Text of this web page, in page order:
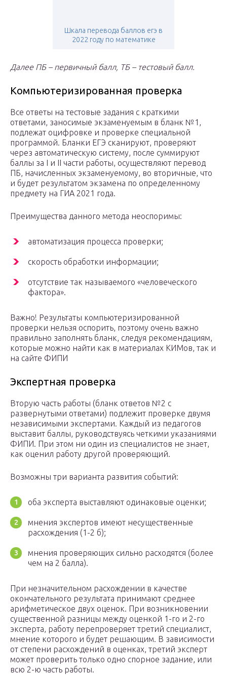
Шкала перевода баллов егэ в
2022 году по математике
Далее ПБ – первичный балл, ТБ – тестовый балл.
Компьютеризированная проверка
Все ответы на тестовые задания с краткими
ответами, заносимые экзаменуемым в бланк №1,
подлежат оцифровке и проверке специальной
программой. Бланки ЕГЭ сканируют, проверяют
через автоматическую систему, после суммируют
баллы за І и ІІ части работы, осуществляют перевод
ПБ, начисленных экзаменуемому, во вторичные, что
и будет результатом экзамена по определенному
предмету на ГИА 2021 года.
Преимущества данного метода неоспоримы:
автоматизация процесса проверки;
скорость обработки информации;
отсутствие так называемого «человеческого
фактора».
Важно! Результаты компьютеризированной
проверки нельзя оспорить, поэтому очень важно
правильно заполнять бланк, следуя рекомендациям,
которые можно найти как в материалах КИМов, так и
на сайте ФИПИ
Экспертная проверка
Вторую часть работы (бланк ответов №2 с
развернутыми ответами) подлежит проверке двумя
независимыми экспертами. Каждый из педагогов
выставит баллы, руководствуясь четкими указаниями
ФИПИ. При этом ни один из специалистов не знает,
как оценил работу другой проверяющий.
Возможны три варианта развития событий:
оба эксперта выставляют одинаковые оценки;
мнения экспертов имеют несущественные
расхождения (1-2 б);
мнения проверяющих сильно расходятся (более
чем на 2 балла).
При незначительном расхождении в качестве
окончательного результата принимают среднее
арифметическое двух оценок. При возникновении
существенной разницы между оценкой 1-го и 2-го
эксперта, работу перепроверяет третий специалист,
мнение которого и будет решающим. В зависимости
от степени расхождений в оценках, третий эксперт
может проверить только одно спорное задание, или
всю 2-ю часть работы.